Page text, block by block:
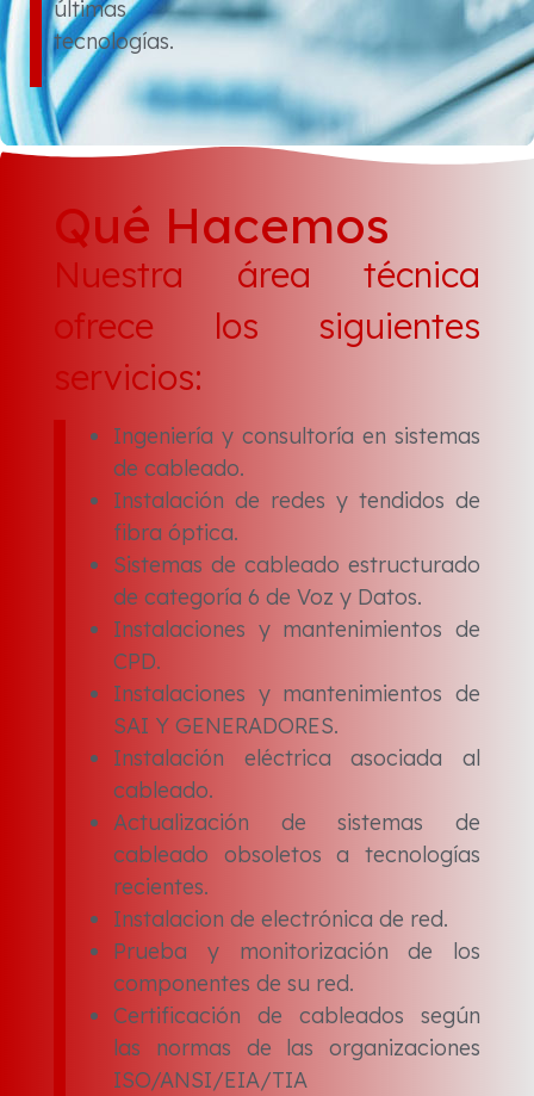
últimas
tecnologías.
Qué Hacemos
Nuestra área técnica
ofrece los siguientes
servicios:
Ingeniería y consultoría en sistemas
de cableado.
Instalación de redes y tendidos de
fibra óptica.
Sistemas de cableado estructurado
de categoría 6 de Voz y Datos.
Instalaciones y mantenimientos de
CPD.
Instalaciones y mantenimientos de
SAI Y GENERADORES.
Instalación eléctrica asociada al
cableado.
Actualización de sistemas de
cableado obsoletos a tecnologías
recientes.
Instalacion de electrónica de red.
Prueba y monitorización de los
componentes de su red.
Certificación de cableados según
las normas de las organizaciones
ISO/ANSI/EIA/TIA